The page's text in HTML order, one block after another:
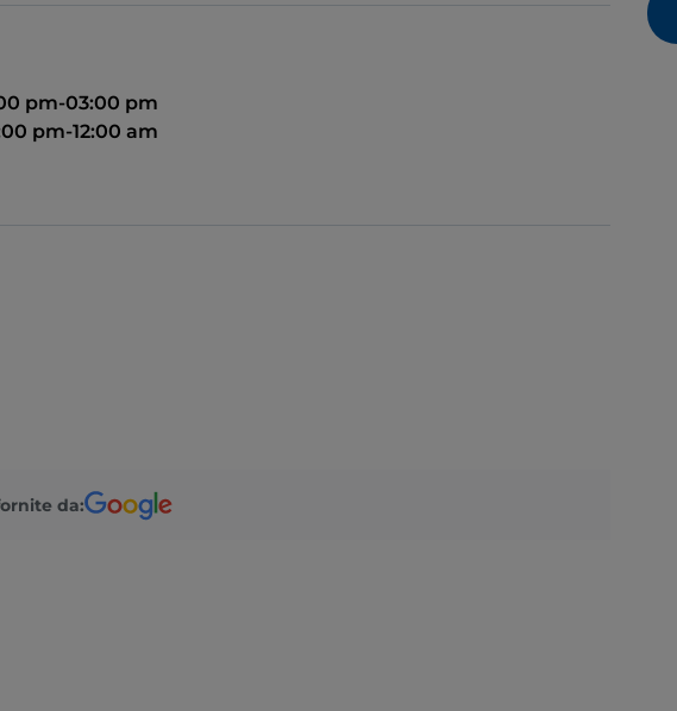
pm-03:00 pm
pm-12:00 am
da: